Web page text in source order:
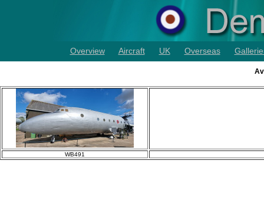
Overview Aircraft UK Overseas
WB491